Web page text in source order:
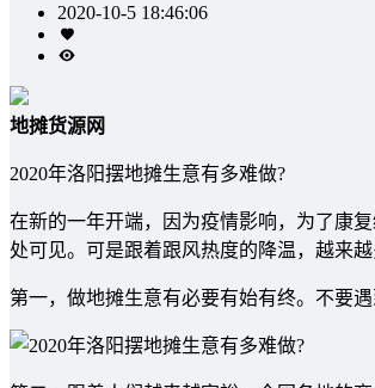
2020-10-5 18:46:06
地摊货源网
2020年洛阳摆地摊生意有多难做?
在新的一年开端，因为疫情影响，为了康
处可见。可是跟着跟风热度的降温，越来
第一，做地摊生意有必要有始有终。不要